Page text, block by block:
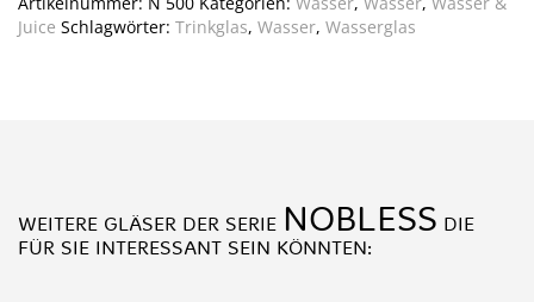
Juice Schlagwörter: Trinkglas, Wasser, Wasserglas
WEITERE GLÄSER DER SERIE NOBLESS DIE
FÜR SIE INTERESSANT SEIN KÖNNTEN: